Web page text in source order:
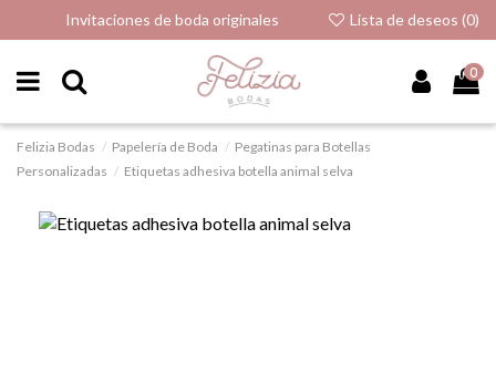
Invitaciones de boda originales Lista de deseos (0)
0
Felizia Bodas Papelería de Boda
Pegatinas para Botellas
Personalizadas
Etiquetas adhesiva botella animal selva